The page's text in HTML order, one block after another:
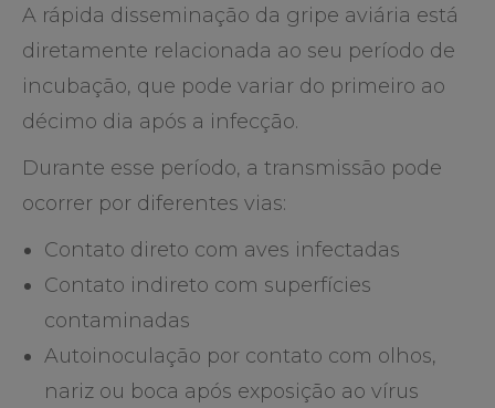
A rápida disseminação da gripe aviária está
diretamente relacionada ao seu período de
incubação, que pode variar do primeiro ao
décimo dia após a infecção.
Durante esse período, a transmissão pode
ocorrer por diferentes vias:
Contato direto com aves infectadas
Contato indireto com superfícies
contaminadas
Autoinoculação por contato com olhos,
nariz ou boca após exposição ao vírus